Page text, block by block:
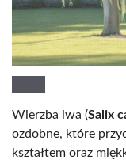
Wierzba iwa (Salix
ozdobne, które
kształtem oraz